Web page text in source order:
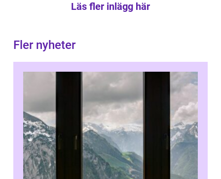
Läs fler inlägg här
Fler nyheter